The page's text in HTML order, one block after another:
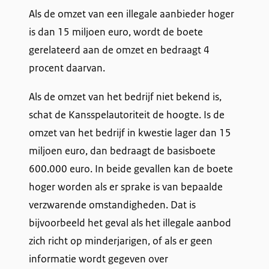
Als de omzet van een illegale aanbieder hoger
is dan 15 miljoen euro, wordt de boete
gerelateerd aan de omzet en bedraagt 4
procent daarvan.
Als de omzet van het bedrijf niet bekend is,
schat de Kansspelautoriteit de hoogte. Is de
omzet van het bedrijf in kwestie lager dan 15
miljoen euro, dan bedraagt de basisboete
600.000 euro. In beide gevallen kan de boete
hoger worden als er sprake is van bepaalde
verzwarende omstandigheden. Dat is
bijvoorbeeld het geval als het illegale aanbod
zich richt op minderjarigen, of als er geen
informatie wordt gegeven over